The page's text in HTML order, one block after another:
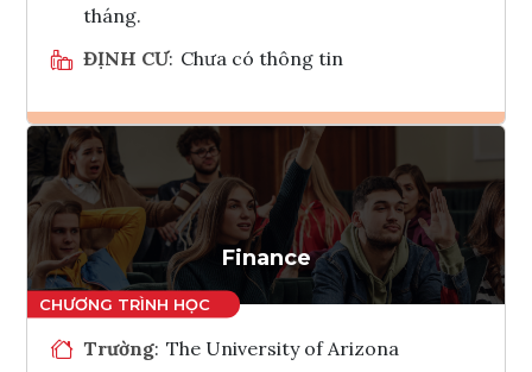
tháng.
ĐỊNH CƯ: Chưa có thông tin
Ghi danh
Tham vấn Interlink
Finance
Trường: The University of Arizona